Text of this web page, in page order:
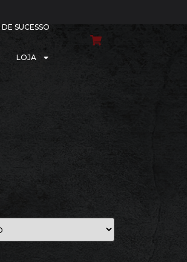
DE SUCESSO
LOJA